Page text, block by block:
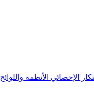
الإحصائي الأنظمة واللوائح